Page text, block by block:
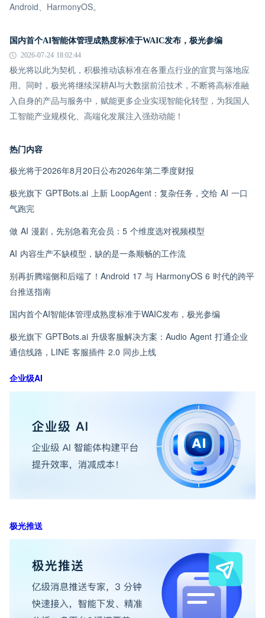
Android、HarmonyOS。
国内首个AI智能体管理成熟度标准于WAIC发布，极光参编
2026-07-24 18:02:44
极光将以此为契机，积极推动该标准在各重点行业的宣贯与落地应
用。同时，极光将继续深耕AI与大数据前沿技术，不断将高标准融
入自身的产品与服务中，赋能更多企业实现智能化转型，为我国人
工智能产业规模化、高端化发展注入强劲动能！
热门内容
极光将于2026年8月20日公布2026年第二季度财报
极光旗下 GPTBots.ai 上新 LoopAgent：复杂任务，交给 AI 一口
气跑完
做 AI 漫剧，先别急着充会员：5 个维度选对视频模型
AI 内容生产不缺模型，缺的是一条顺畅的工作流
别再折腾端侧和后端了！Android 17 与 HarmonyOS 6 时代的跨平
台推送指南
国内首个AI智能体管理成熟度标准于WAIC发布，极光参编
极光旗下 GPTBots.ai 升级客服解决方案：Audio Agent 打通企业
通信线路，LINE 客服插件 2.0 同步上线
企业级AI
极光推送